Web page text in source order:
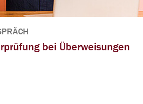
bei Überweisungen